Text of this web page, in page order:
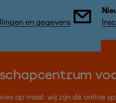
en gegevens
op maat: wij zijn dé online